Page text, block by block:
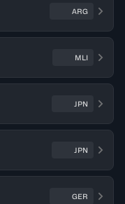
ARG
MLI
JPN
JPN
GER